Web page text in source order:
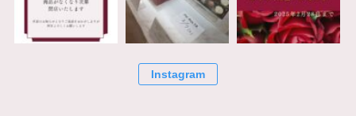
Instagram